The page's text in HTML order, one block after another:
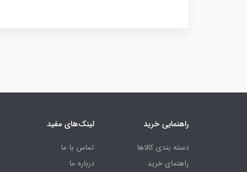
راهنمایی خرید
دسته بندی کالاها
راهنمای خرید
لینک‌های مفید
تماس با ما
درباره ما